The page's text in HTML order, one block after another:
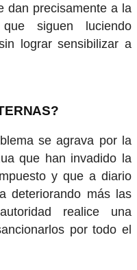
dan precisamente a la
siguen luciendo
lograr sensibilizar a
se agrava por la
que han invadido la
y que a diario
deteriorando más las
realice una
por todo el